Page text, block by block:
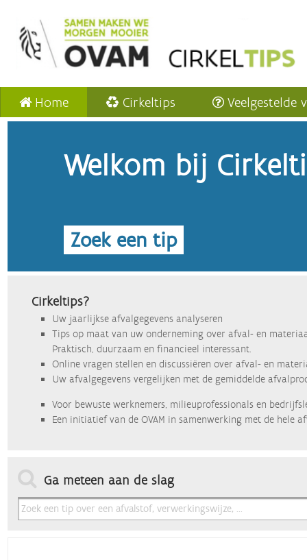
Home Cirkeltips Veelgestelde
Welkom bij
Zoek een tip
Cirkeltips?
Uw jaarlijkse afvalgegevens analyseren
Tips op maat van uw onderneming over afval- en
Praktisch, duurzaam en financieel interessant.
Online vragen stellen en discussiëren over afval- en
Uw afvalgegevens vergelijken met de gemiddelde
Voor bewuste werknemers, milieuprofessionals en
Een initiatief van de OVAM in samenwerking met de hele
Ga meteen aan de slag